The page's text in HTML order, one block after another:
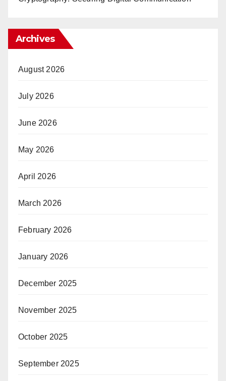
Archives
August 2026
July 2026
June 2026
May 2026
April 2026
March 2026
February 2026
January 2026
December 2025
November 2025
October 2025
September 2025